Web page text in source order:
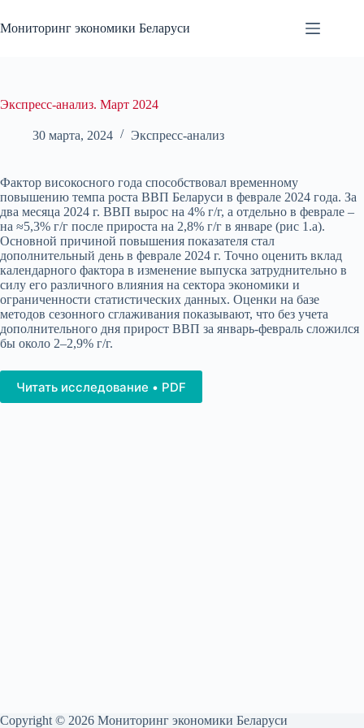
к
сути
Мониторинг экономики Беларуси
Экспресс-анализ. Март 2024
30 марта, 2024 Экспресс-анализ
Фактор високосного года способствовал временному
повышению темпа роста ВВП Беларуси в феврале 2024 года. За
два месяца 2024 г. ВВП вырос на 4% г/г, а отдельно в феврале –
на ≈5,3% г/г после прироста на 2,8% г/г в январе (рис 1.а).
Основной причиной повышения показателя стал
дополнительный день в феврале 2024 г. Точно оценить вклад
календарного фактора в изменение выпуска затруднительно в
силу его различного влияния на сектора экономики и
ограниченности статистических данных. Оценки на базе
методов сезонного сглаживания показывают, что без учета
дополнительного дня прирост ВВП за январь-февраль сложился
бы около 2–2,9% г/г.
Читать исследование • PDF
Copyright © 2026 Мониторинг экономики Беларуси